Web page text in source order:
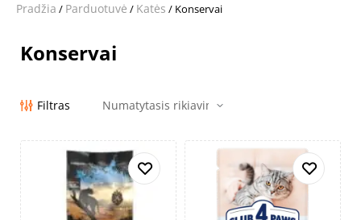
Pradžia / Parduotuvė / Katės / Konservai
Konservai
Filtras